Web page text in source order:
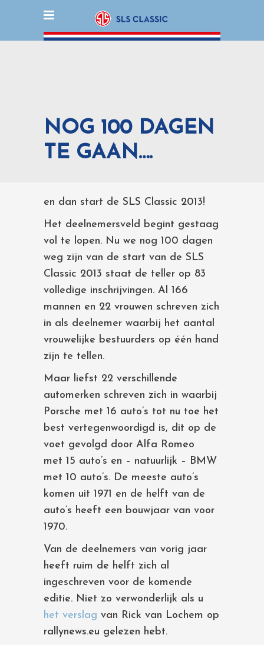
NOG 100 DAGEN
TE GAAN….
en dan start de SLS Classic 2013!
Het deelnemersveld begint gestaag
vol te lopen. Nu we nog 100 dagen
weg zijn van de start van de SLS
Classic 2013 staat de teller op 83
volledige inschrijvingen. Al 166
mannen en 22 vrouwen schreven zich
in als deelnemer waarbij het aantal
vrouwelijke bestuurders op één hand
zijn te tellen.
Maar liefst 22 verschillende
automerken schreven zich in waarbij
Porsche met 16 auto’s tot nu toe het
best vertegenwoordigd is, dit op de
voet gevolgd door Alfa Romeo
met 15 auto’s en – natuurlijk – BMW
met 10 auto’s. De meeste auto’s
komen uit 1971 en de helft van de
auto’s heeft een bouwjaar van voor
1970.
Van de deelnemers van vorig jaar
heeft ruim de helft zich al
ingeschreven voor de komende
editie. Niet zo verwonderlijk als u
het verslag van Rick van Lochem op
rallynews.eu gelezen hebt.